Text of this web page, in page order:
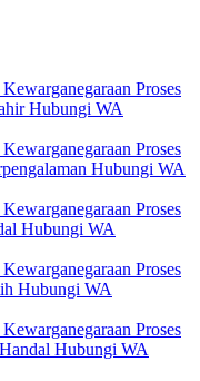
Proses
Hubungi WA
Proses
Hubungi WA
Proses
Hubungi WA
Proses
Hubungi WA
Proses
Hubungi WA